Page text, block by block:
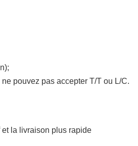
pouvez pas accepter T/T ou L/C.
la livraison plus rapide